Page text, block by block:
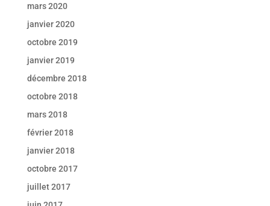
mars 2020
janvier 2020
octobre 2019
janvier 2019
décembre 2018
octobre 2018
mars 2018
février 2018
janvier 2018
octobre 2017
juillet 2017